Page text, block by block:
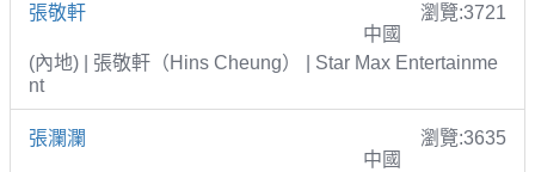
張敬軒
瀏覽:3721
中國
(內地) | 張敬軒（Hins Cheung） | Star Max Entertainme
nt
張瀾瀾
瀏覽:3635
中國